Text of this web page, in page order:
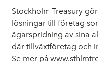
Stockholm Treasury
lösningar till företag
ägarspridning av sina
där tillväxtföretag och
Se mer på